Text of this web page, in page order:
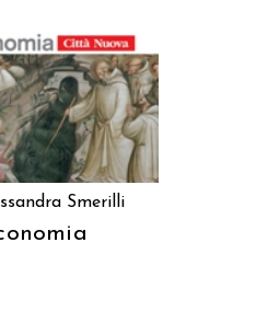
Smerilli